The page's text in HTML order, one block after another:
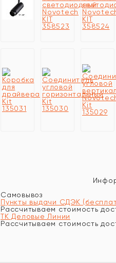
Самовывоз
Пункты выдачи СДЭК
Рассчитываем стоимость
ТК Деловые Линии
Рассчитываем стоимость